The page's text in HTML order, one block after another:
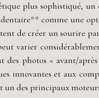
plus sophistiqué,
comme une
de créer un sourire
varier
photos « avant/
innovantes et aux
un des principaux